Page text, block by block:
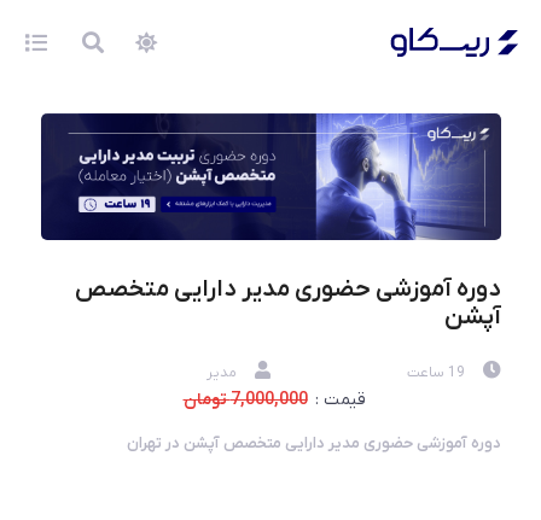
دوره آموزشی حضوری مدیر دارایی متخصص
آپشن
قیمت : 7,000,000 تومان
دوره آموزشی حضوری مدیر دارایی متخصص آپشن در تهران